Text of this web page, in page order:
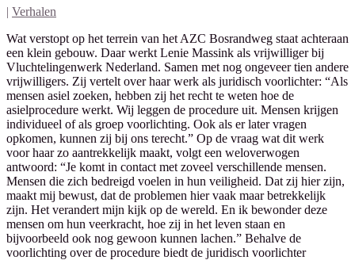
| Verhalen
Wat verstopt op het terrein van het AZC Bosrandweg staat achteraan
een klein gebouw. Daar werkt Lenie Massink als vrijwilliger bij
Vluchtelingenwerk Nederland. Samen met nog ongeveer tien andere
vrijwilligers. Zij vertelt over haar werk als juridisch voorlichter: “Als
mensen asiel zoeken, hebben zij het recht te weten hoe de
asielprocedure werkt. Wij leggen de procedure uit. Mensen krijgen
individueel of als groep voorlichting. Ook als er later vragen
opkomen, kunnen zij bij ons terecht.” Op de vraag wat dit werk
voor haar zo aantrekkelijk maakt, volgt een weloverwogen
antwoord: “Je komt in contact met zoveel verschillende mensen.
Mensen die zich bedreigd voelen in hun veiligheid. Dat zij hier zijn,
maakt mij bewust, dat de problemen hier vaak maar betrekkelijk
zijn. Het verandert mijn kijk op de wereld. En ik bewonder deze
mensen om hun veerkracht, hoe zij in het leven staan en
bijvoorbeeld ook nog gewoon kunnen lachen.” Behalve de
voorlichting over de procedure biedt de juridisch voorlichter